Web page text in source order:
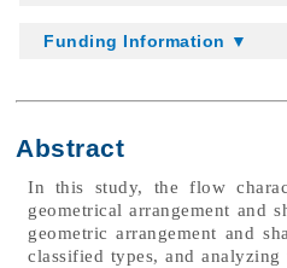
Funding Information ▼
Abstract
In this study, the flow
geometrical arrangement and
geometric arrangement and
classified types, and